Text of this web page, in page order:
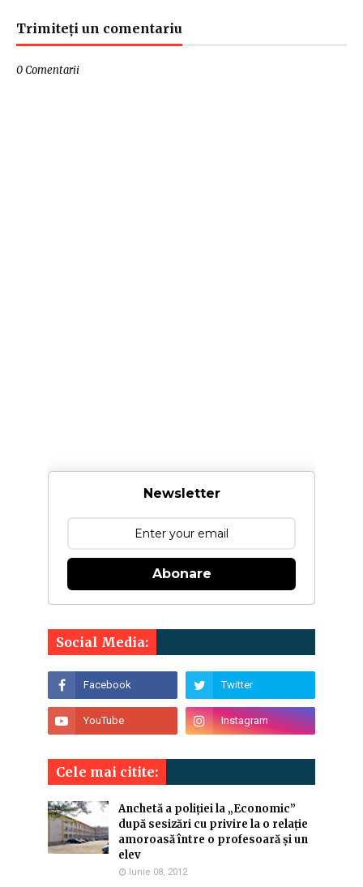
Trimiteți un comentariu
0 Comentarii
Newsletter
Abonare
Social Media:
Cele mai citite:
Anchetă a poliției la „Economic”
după sesizări cu privire la o relație
amoroasă între o profesoară și un
elev
Iunie 08, 2012